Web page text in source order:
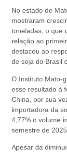
No estado de
mostraram
toneladas, o que
relação ao
destacou ao
de soja do Brasil
O Instituto Mato-
esse resultado à
China, por sua
importadora da
4,77% o volume
semestre de 2025.
Apesar da